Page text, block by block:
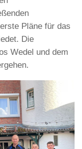
Pläne für das
Die
Wedel und dem